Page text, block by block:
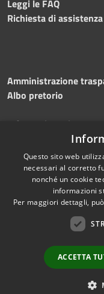
Leggi le FAQ
Richiesta di assistenza
Amministrazione
Albo pretorio
Informativa privacy
Dichiarazione di
Mappa del sito
Questo sito web
necessari al corretto
nonché un cookie
informazioni
Per maggiori dettagli,
ACCETTA